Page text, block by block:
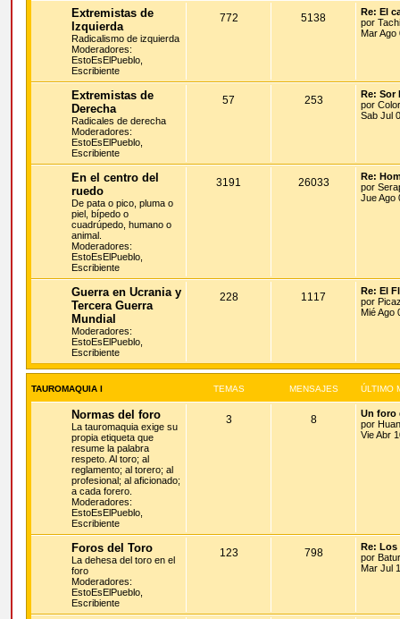
Extremistas de
Izquierda
Radicalismo de izquierda
Moderadores:
EstoEsElPueblo
Escribiente
772 5138
Re: El
por
Mar Ago
Extremistas de
Derecha
Radicales de derecha
Moderadores:
EstoEsElPueblo
Escribiente
57 253
Re: Sor
por
Sab Jul
En el centro del
ruedo
De pata o pico, pluma o
piel, bípedo o
cuadrúpedo, humano o
animal.
Moderadores:
EstoEsElPueblo
Escribiente
3191 26033
Re:
por
Jue Ago
Guerra en Ucrania y
Tercera Guerra
Mundial
Moderadores:
EstoEsElPueblo
Escribiente
228 1117
Re: El
por
Mié Ago
TAUROMAQUIA I TEMAS MENSAJES ÚLTIMO
Normas del foro
La tauromaquia exige su
propia etiqueta que
resume la palabra
respeto. Al toro; al
reglamento; al torero; al
profesional; al aficionado;
a cada forero.
Moderadores:
EstoEsElPueblo
Escribiente
3 8
Un foro
por
Vie Abr
Foros del Toro
La dehesa del toro en el
foro
Moderadores:
EstoEsElPueblo
Escribiente
123 798
Re:
por
Mar Jul